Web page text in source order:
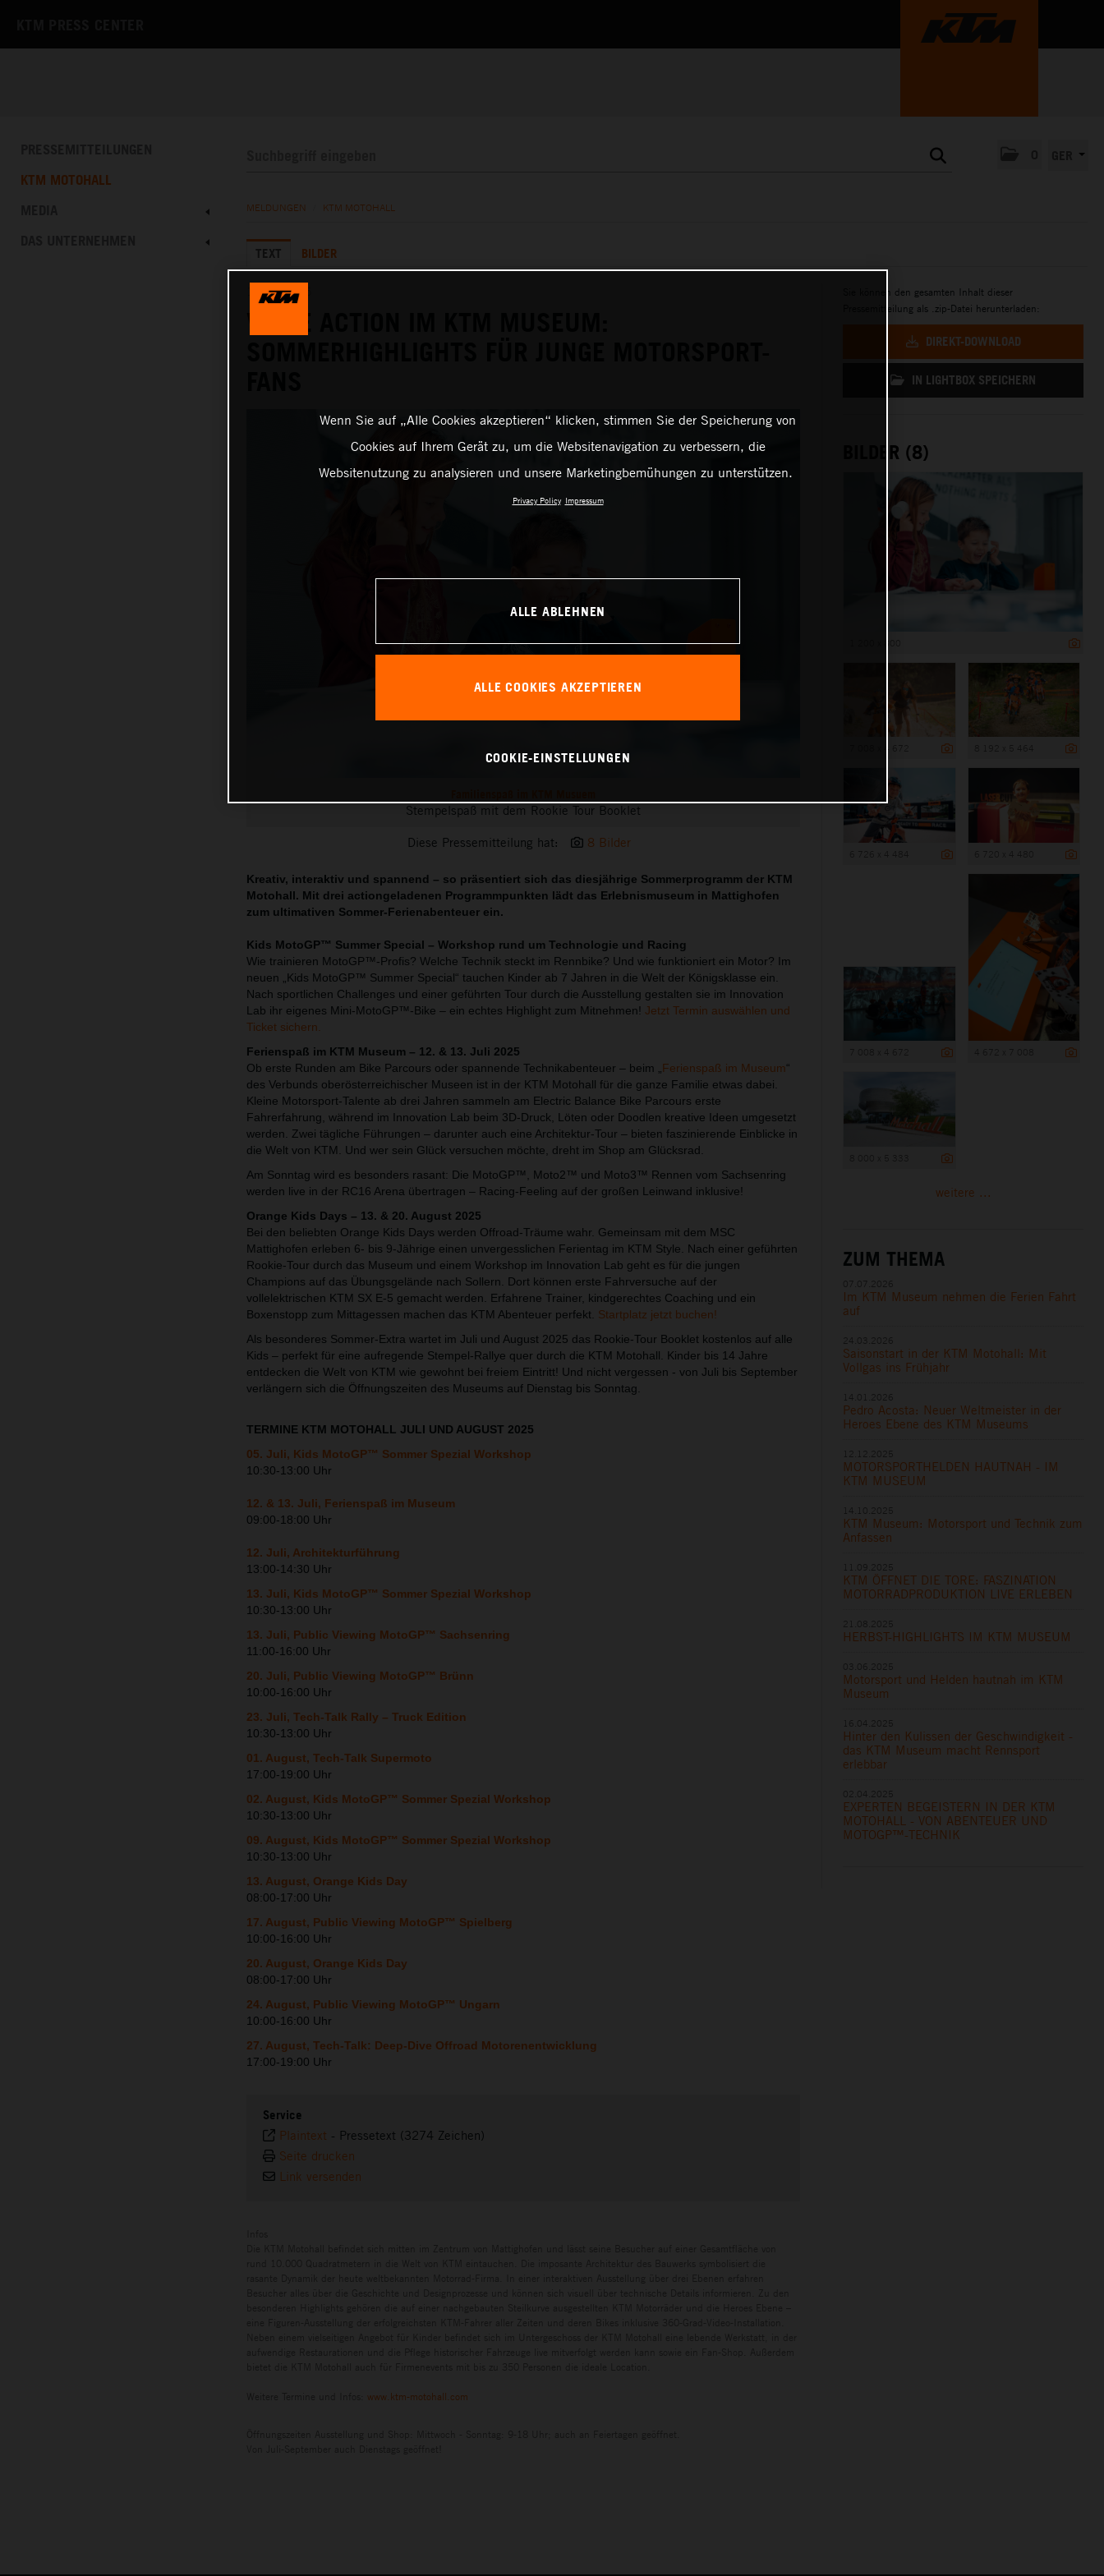
KTM MOTOHALL
MELDUNGEN KTM MOTOHALL
TEXT BILDER
18.06.2025
Stempelspaß mit dem Rookie Tour Booklet
Diese Pressemitteilung hat: 8 Bilder
Kreativ, interaktiv und spannend – so präsentiert sich das diesjährige Sommerprogramm der KTM
Motohall. Mit drei actiongeladenen Programmpunkten lädt das Erlebnismuseum in Mattighofen
zum ultimativen Sommer-Ferienabenteuer ein.
Kids MotoGP™ Summer Special – Workshop rund um Technologie und Racing
Wie trainieren MotoGP™-Profis? Welche Technik steckt im Rennbike? Und wie funktioniert ein Motor? Im
neuen „Kids MotoGP™ Summer Special“ tauchen Kinder ab 7 Jahren in die Welt der Königsklasse ein.
Nach sportlichen Challenges und einer geführten Tour durch die Ausstellung gestalten sie im Innovation
Lab ihr eigenes Mini-MotoGP™-Bike – ein echtes Highlight zum Mitnehmen! Jetzt Termin auswählen und
Ticket sichern.
Ferienspaß im KTM Museum – 12. & 13. Juli 2025
Ob erste Runden am Bike Parcours oder spannende Technikabenteuer – beim „Ferienspaß im Museum“
des Verbunds oberösterreichischer Museen ist in der KTM Motohall für die ganze Familie etwas dabei.
Kleine Motorsport-Talente ab drei Jahren sammeln am Electric Balance Bike Parcours erste
Fahrerfahrung, während im Innovation Lab beim 3D-Druck, Löten oder Doodlen kreative Ideen umgesetzt
werden. Zwei tägliche Führungen – darunter auch eine Architektur-Tour – bieten faszinierende Einblicke in
die Welt von KTM. Und wer sein Glück versuchen möchte, dreht im Shop am Glücksrad.
Am Sonntag wird es besonders rasant: Die MotoGP™, Moto2™ und Moto3™ Rennen vom Sachsenring
werden live in der RC16 Arena übertragen – Racing-Feeling auf der großen Leinwand inklusive!
Orange Kids Days – 13. & 20. August 2025
Bei den beliebten Orange Kids Days werden Offroad-Träume wahr. Gemeinsam mit dem MSC
Mattighofen erleben 6- bis 9-Jährige einen unvergesslichen Ferientag im KTM Style. Nach einer geführten
Rookie-Tour durch das Museum und einem Workshop im Innovation Lab geht es für die jungen
Champions auf das Übungsgelände nach Sollern. Dort können erste Fahrversuche auf der
vollelektrischen KTM SX E-5 gemacht werden. Erfahrene Trainer, kindgerechtes Coaching und ein
Boxenstopp zum Mittagessen machen das KTM Abenteuer perfekt. Startplatz jetzt buchen!
Als besonderes Sommer-Extra wartet im Juli und August 2025 das Rookie-Tour Booklet kostenlos auf alle
Kids – perfekt für eine aufregende Stempel-Rallye quer durch die KTM Motohall. Kinder bis 14 Jahre
entdecken die Welt von KTM wie gewohnt bei freiem Eintritt! Und nicht vergessen - von Juli bis September
verlängern sich die Öffnungszeiten des Museums auf Dienstag bis Sonntag.
TERMINE KTM MOTOHALL JULI UND AUGUST 2025
05. Juli, Kids MotoGP™ Sommer Spezial Workshop
10:30-13:00 Uhr
12. & 13. Juli, Ferienspaß im Museum
09:00-18:00 Uhr
12. Juli, Architekturführung
13:00-14:30 Uhr
13. Juli, Kids MotoGP™ Sommer Spezial Workshop
10:30-13:00 Uhr
13. Juli, Public Viewing MotoGP™ Sachsenring
11:00-16:00 Uhr
20. Juli, Public Viewing MotoGP™ Brünn
10:00-16:00 Uhr
23. Juli, Tech-Talk Rally – Truck Edition
10:30-13:00 Uhr
01. August, Tech-Talk Supermoto
17:00-19:00 Uhr
02. August, Kids MotoGP™ Sommer Spezial Workshop
10:30-13:00 Uhr
09. August, Kids MotoGP™ Sommer Spezial Workshop
10:30-13:00 Uhr
13. August, Orange Kids Day
08:00-17:00 Uhr
17. August, Public Viewing MotoGP™ Spielberg
10:00-16:00 Uhr
20. August, Orange Kids Day
08:00-17:00 Uhr
24. August, Public Viewing MotoGP™ Ungarn
10:00-16:00 Uhr
27. August, Tech-Talk: Deep-Dive Offroad Motorenentwicklung
17:00-19:00 Uhr
Service
Plaintext - Pressetext (3274 Zeichen)
Seite drucken
Link versenden
www.ktm-motohall.com
Sie können den gesamten Inhalt dieser
Pressemitteilung als .zip-Datei herunterladen:
DIREKT-DOWNLOAD
IN LIGHTBOX SPEICHERN
BILDER (8)
weitere ...
ZUM THEMA
Im KTM Museum nehmen die Ferien Fahrt
auf
Saisonstart in der KTM Motohall: Mit
Vollgas ins Frühjahr
Pedro Acosta: Neuer Weltmeister in der
Heroes Ebene des KTM Museums
MOTORSPORTHELDEN HAUTNAH - IM
KTM MUSEUM
KTM Museum: Motorsport und Technik zum
Anfassen
KTM ÖFFNET DIE TORE: FASZINATION
MOTORRADPRODUKTION LIVE ERLEBEN
HERBST-HIGHLIGHTS IM KTM MUSEUM
Motorsport und Helden hautnah im KTM
Museum
Hinter den Kulissen der Geschwindigkeit -
das KTM Museum macht Rennsport
erlebbar
EXPERTEN BEGEISTERN IN DER KTM
MOTOHALL - VON ABENTEUER UND
MOTOGP™-TECHNIK
Wenn Sie auf „Alle Cookies akzeptieren“ klicken, stimmen Sie der Speicherung von
Cookies auf Ihrem Gerät zu, um die Websitenavigation zu verbessern, die
Websitenutzung zu analysieren und unsere Marketingbemühungen zu unterstützen.
Privacy Policy Impressum
ALLE ABLEHNEN
ALLE COOKIES AKZEPTIEREN
COOKIE-EINSTELLUNGEN